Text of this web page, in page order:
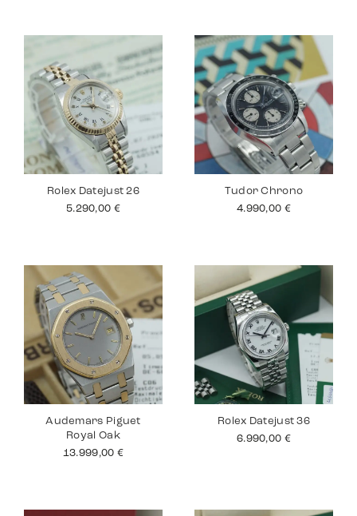
Rolex Datejust 26
5.290,00 €
Tudor Chrono
4.990,00 €
Audemars Piguet
Royal Oak
13.999,00 €
Rolex Datejust 36
6.990,00 €